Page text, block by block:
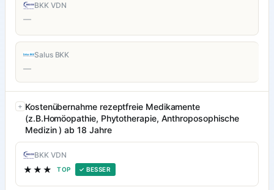
BKK VDN
—
Salus BKK
—
Kostenübernahme rezeptfreie Medikamente
(z.B.Homöopathie, Phytotherapie, Anthroposophische
Medizin ) ab 18 Jahre
BKK VDN
★★★ TOP ✓ BESSER